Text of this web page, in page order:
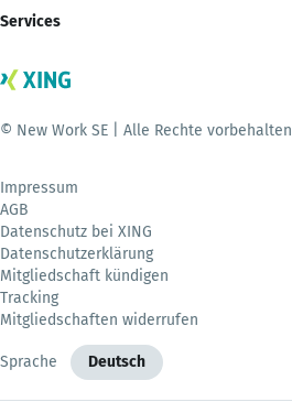
Services
© New Work SE | Alle Rechte vorbehalten
Impressum
AGB
Datenschutz bei XING
Datenschutzerklärung
Mitgliedschaft kündigen
Tracking
Mitgliedschaften widerrufen
Sprache Deutsch